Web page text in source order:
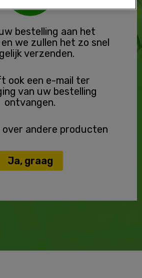
bestelling aan het
we zullen het zo snel
verzenden.
ook een e-mail ter
van uw bestelling
ontvangen.
over andere producten
Ja, graag